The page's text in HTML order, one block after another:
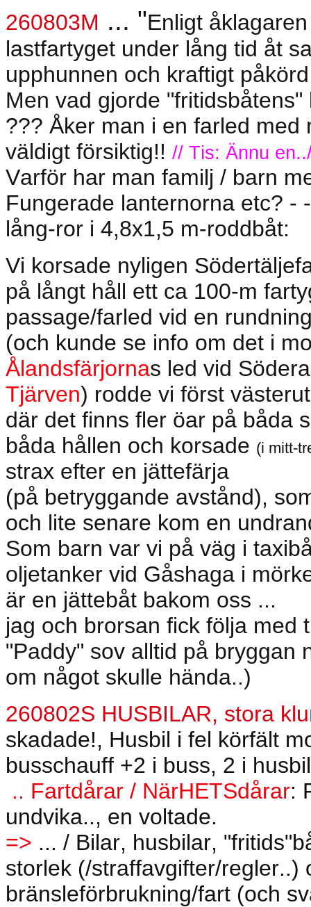
260803M ... "Enligt
lastfartyget under lång tid åt
upphunnen och kraftigt
Men vad gjorde
??? Åker man i en farled
väldigt försiktig!! // Tis: Ännu
Varför har man familj / barn
Fungerade lanternorna etc? -
lång-ror i 4,8x1,5 m-roddbåt:
Vi korsade nyligen
på långt håll ett ca 100-m
passage/farled vid en
(och kunde se info om det i
Ålandsfärjornas led vid
Tjärven) rodde vi först västerut
där det finns fler öar på båda
båda hållen och korsade (i mitt-
strax efter en jättefärja
(på betryggande avstånd),
och lite senare kom en
Som barn var vi på väg i
oljetanker vid Gåshaga i
är en jättebåt bakom oss ...
jag och brorsan fick följa med
"Paddy" sov alltid på bryggan
om något skulle hända..)
260802S HUSBILAR, stora
skadade!, Husbil i fel körfält
busschauff +2 i buss, 2 i
.. Fartdårar / NärHETSdårar:
undvika.., en voltade.
=> ... / Bilar, husbilar,
storlek (/straffavgifter/regler..)
bränsleförbrukning/fart (och